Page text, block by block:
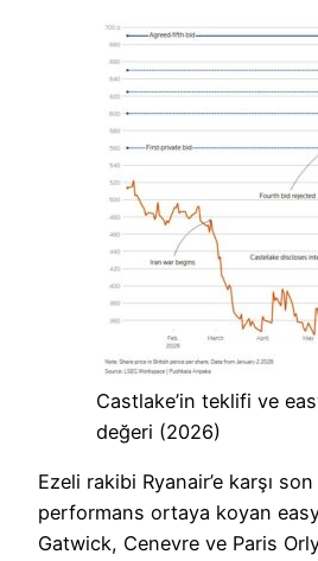
Castlake’in teklifi ve
değeri (2026)
Ezeli rakibi Ryanair’e karşı
performans ortaya koyan
Gatwick, Cenevre ve Paris